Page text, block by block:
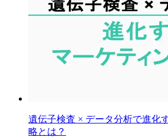
遺伝子検査 × データ分析で進化
略とは？